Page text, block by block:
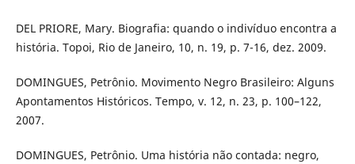
DEL PRIORE, Mary. Biografia: quando o indivíduo encontra a
história. Topoi, Rio de Janeiro, 10, n. 19, p. 7-16, dez. 2009.
DOMINGUES, Petrônio. Movimento Negro Brasileiro: Alguns
Apontamentos Históricos. Tempo, v. 12, n. 23, p. 100–122,
2007.
DOMINGUES, Petrônio. Uma história não contada: negro,